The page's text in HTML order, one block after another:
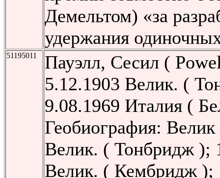
Демельтом) «за
удержания
51195011
Пауэлл, Сесил (
5.12.1903 Велик. (
9.08.1969 Италия (
Геобиография:
Велик. ( Тонбридж );
Велик. ( Кембридж );